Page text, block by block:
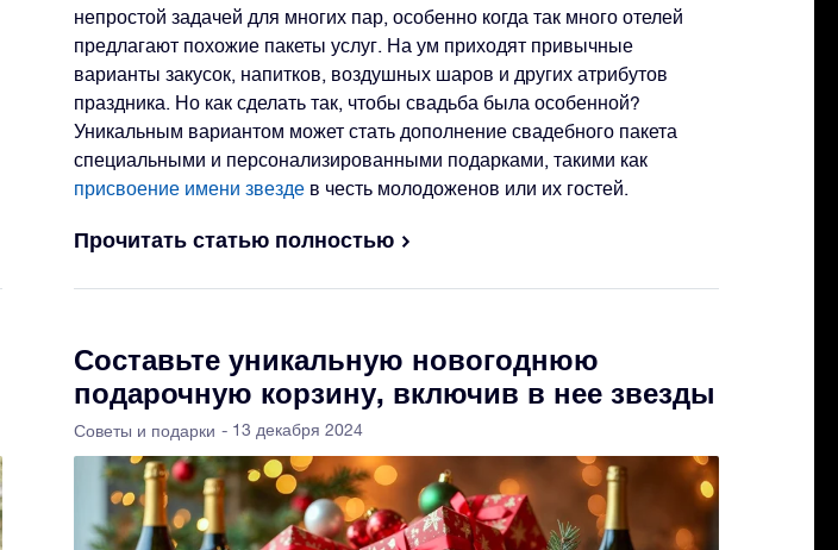
непростой задачей для многих пар, особенно когда так много отелей
предлагают похожие пакеты услуг. На ум приходят привычные
варианты закусок, напитков, воздушных шаров и других атрибутов
праздника. Но как сделать так, чтобы свадьба была особенной?
Уникальным вариантом может стать дополнение свадебного пакета
специальными и персонализированными подарками, такими как
присвоение имени звезде в честь молодоженов или их гостей.
Прочитать статью полностью
Составьте уникальную новогоднюю
подарочную корзину, включив в нее звезды
Советы и подарки - 13 декабря 2024